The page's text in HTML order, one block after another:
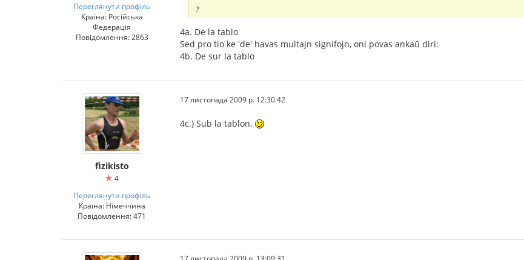
Переглянути профіль
Країна: Російська
Федерація
Повідомлення: 2863
?
4a. De la tablo
Sed pro tio ke 'de' havas multajn signifojn, oni povas ankaŭ diri:
4b. De sur la tablo
fizikisto
4
Переглянути профіль
Країна: Німеччина
Повідомлення: 471
17 листопада 2009 р. 12:30:42
4c.) Sub la tablon.
17 листопада 2009 р. 13:09:31